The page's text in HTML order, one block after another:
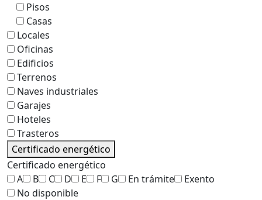
Pisos
Casas
Locales
Oficinas
Edificios
Terrenos
Naves industriales
Garajes
Hoteles
Trasteros
Certificado energético
Certificado energético
A
B C D E F G En trámite
Exento
No disponible